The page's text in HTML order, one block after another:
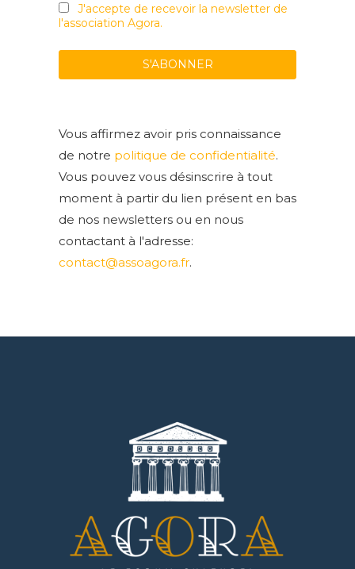
J'accepte de recevoir la newsletter de
l'association Agora.
Vous affirmez avoir pris connaissance
de notre politique de confidentialité.
Vous pouvez vous désinscrire à tout
moment à partir du lien présent en bas
de nos newsletters ou en nous
contactant à l'adresse:
contact@assoagora.fr.